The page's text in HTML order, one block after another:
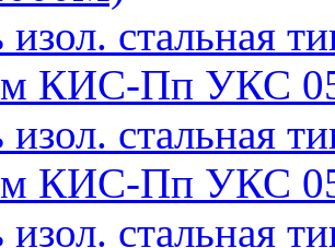
изол. стальная
КИС-Пп УКС
изол. стальная
КИС-Пп УКС
изол. стальная